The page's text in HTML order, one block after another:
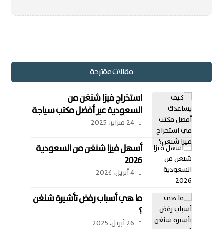
مقالات مقترحة
استخراج فيزا شنغن من
السعودية عبر أفضل مكتب سياجة
24 فبراير، 2025
أسهل فيزا شنغن من السعودية
2026
4 أبريل، 2026
ما هي أسباب رفض تأشيرة شنغن
؟
26 أبريل، 2025